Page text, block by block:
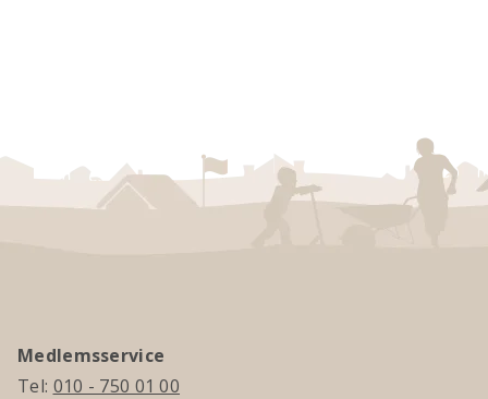
Medlemsservice
Tel: 010 - 750 01 00